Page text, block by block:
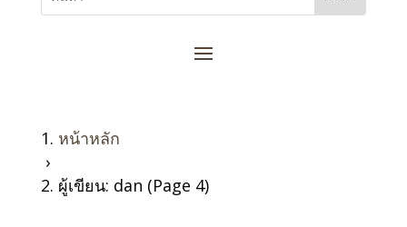
หน้าหลัก
›
ผู้เขียน: dan (Page 4)